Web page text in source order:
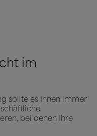
im
sollte es Ihnen immer
bei denen Ihre